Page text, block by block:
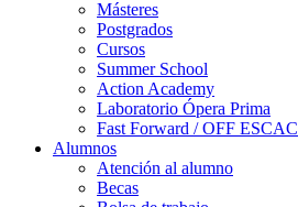
Másteres
Postgrados
Cursos
Summer School
Action Academy
Laboratorio Ópera Prima
Fast Forward / OFF ESCAC
Alumnos
Atención al alumno
Becas